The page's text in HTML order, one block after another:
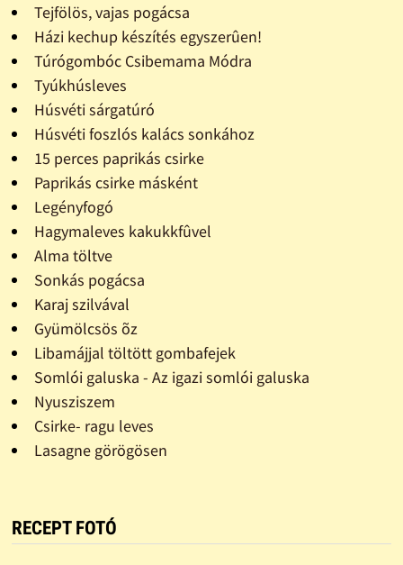
Tejfölös, vajas pogácsa
Házi kechup készítés egyszerûen!
Túrógombóc Csibemama Módra
Tyúkhúsleves
Húsvéti sárgatúró
Húsvéti foszlós kalács sonkához
15 perces paprikás csirke
Paprikás csirke másként
Legényfogó
Hagymaleves kakukkfûvel
Alma töltve
Sonkás pogácsa
Karaj szilvával
Gyümölcsös õz
Libamájjal töltött gombafejek
Somlói galuska - Az igazi somlói galuska
Nyusziszem
Csirke- ragu leves
Lasagne görögösen
RECEPT FOTÓ